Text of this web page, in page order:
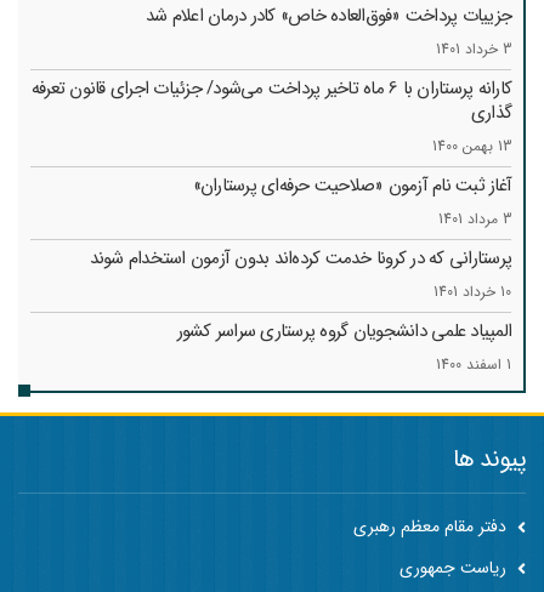
جزییات پرداخت «فوق‌العاده خاص» کادر درمان اعلام شد
3 خرداد 1401
کارانه‌ پرستاران با 6 ماه تاخیر پرداخت می‌شود/ جزئیات اجرای قانون تعرفه
گذاری
13 بهمن 1400
آغاز ثبت نام آزمون «صلاحیت حرفه‌ای پرستاران»
3 مرداد 1401
پرستارانی که در کرونا خدمت کرد‌ه‌اند بدون آزمون استخدام شوند
10 خرداد 1401
المپیاد علمی دانشجویان گروه پرستاری سراسر کشور
1 اسفند 1400
پیوند ها
دفتر مقام معظم رهبری
ریاست جمهوری